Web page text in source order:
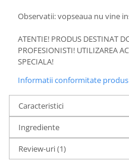
Observatii: vopseaua nu vine
ATENTIE! PRODUS DESTINAT
PROFESIONISTI! UTILIZAREA
SPECIALA!
Informatii conformitate produs
Caracteristici
Ingrediente
Review-uri(1)